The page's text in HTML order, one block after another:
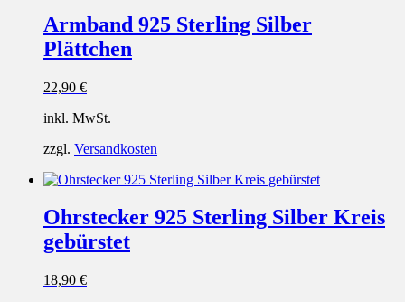
Armband 925 Sterling Silber
Plättchen
22,90 €
inkl. MwSt.
zzgl. Versandkosten
Ohrstecker 925 Sterling Silber Kreis
gebürstet
18,90 €